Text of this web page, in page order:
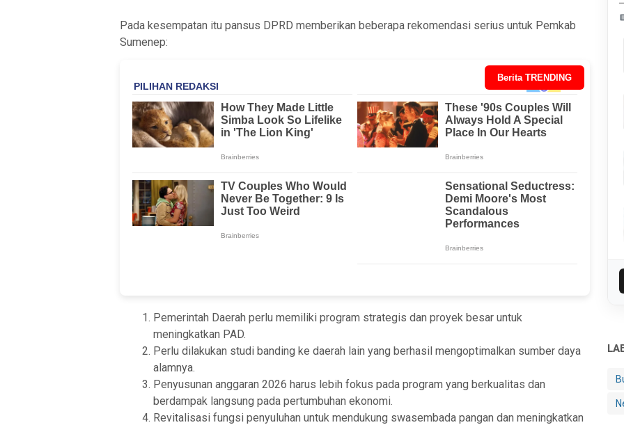
Pada kesempatan itu pansus DPRD memberikan beberapa rekomendasi serius untuk Pemkab
Sumenep:
Berita TRENDING
Pemerintah Daerah perlu memiliki program strategis dan proyek besar untuk
meningkatkan PAD.
Perlu dilakukan studi banding ke daerah lain yang berhasil mengoptimalkan sumber daya
alamnya.
Penyusunan anggaran 2026 harus lebih fokus pada program yang berkualitas dan
berdampak langsung pada pertumbuhan ekonomi.
Revitalisasi fungsi penyuluhan untuk mendukung swasembada pangan dan meningkatkan